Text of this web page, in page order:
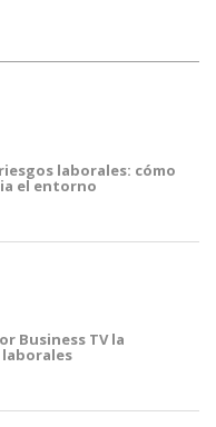
laborales: cómo
el entorno
Business TV la